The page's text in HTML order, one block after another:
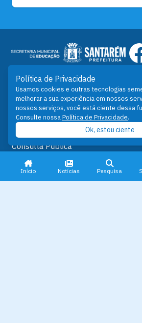
Início Notícias Pesquisa
Principais Links
Notícias
Pautas
Documentos
Notas
Consulta Pública
Prefeitura
Fale Conosco
Serviços
Política de Privacidade
Usamos cookies e outras tecnologias
melhorar a sua experiência em nossos
nossos serviços, você está ciente dessa
Consulte nossaPolítica de Privacidade.
Ok, estou ciente